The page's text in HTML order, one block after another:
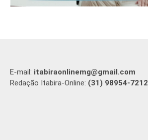
E-mail: itabiraonlinemg@gmail.com
Redação Itabira-Online: (31) 98954-7212